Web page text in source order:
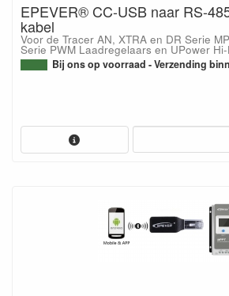
EPEVER® CC-USB naar RS-
kabel
Voor de Tracer AN, XTRA en DR Serie
Serie PWM Laadregelaars en UPower
Bij ons op voorraad - Verzending